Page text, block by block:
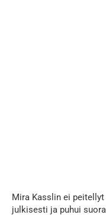
Mira Kasslin ei
julkisesti ja puhui